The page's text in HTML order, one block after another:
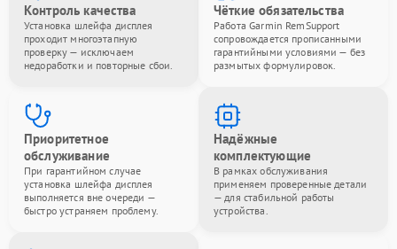
Контроль качества
Установка шлейфа дисплея
проходит многоэтапную
проверку — исключаем
недоработки и повторные сбои.
Чёткие обязательства
Работа Garmin RemSupport
сопровождается прописанными
гарантийными условиями — без
размытых формулировок.
Приоритетное
обслуживание
При гарантийном случае
установка шлейфа дисплея
выполняется вне очереди —
быстро устраняем проблему.
Надёжные
комплектующие
В рамках обслуживания
применяем проверенные детали
— для стабильной работы
устройства.